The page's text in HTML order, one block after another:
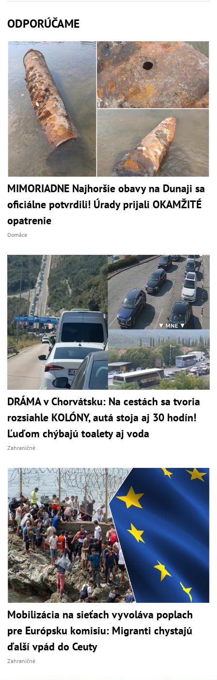
ODPORÚČAME
MIMORIADNE Najhoršie obavy na Dunaji sa
oficiálne potvrdili! Úrady prijali OKAMŽITÉ
opatrenie
Domáce
DRÁMA v Chorvátsku: Na cestách sa tvoria
rozsiahle KOLÓNY, autá stoja aj 30 hodín!
Ľuďom chýbajú toalety aj voda
Zahraničné
Mobilizácia na sieťach vyvoláva poplach
pre Európsku komisiu: Migranti chystajú
ďalší vpád do Ceuty
Zahraničné